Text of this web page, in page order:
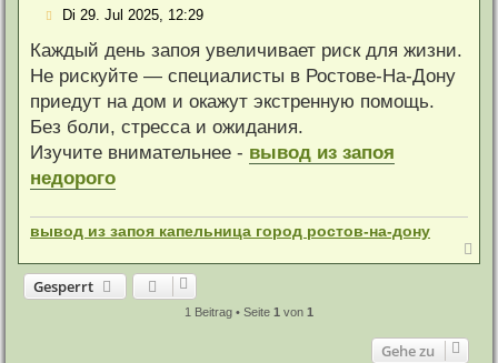
B
i
a
Di 29. Jul 2025, 12:29
Каждый день запоя увеличивает риск для жизни.
Не рискуйте — специалисты в Ростове-На-Дону
приедут на дом и окажут экстренную помощь.
Без боли, стресса и ожидания.
Изучите внимательнее - вывод из запоя
недорого
вывод из запоя капельница город ростов-на-дону
a
Gesperrt
1 Beitrag • Seite 1 von 1
Gehe zu